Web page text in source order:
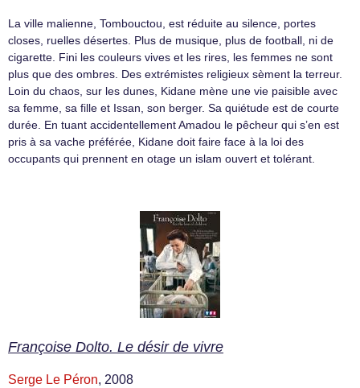
La ville malienne, Tombouctou, est réduite au silence, portes
closes, ruelles désertes. Plus de musique, plus de football, ni de
cigarette. Fini les couleurs vives et les rires, les femmes ne sont
plus que des ombres. Des extrémistes religieux sèment la terreur.
Loin du chaos, sur les dunes, Kidane mène une vie paisible avec
sa femme, sa fille et Issan, son berger. Sa quiétude est de courte
durée. En tuant accidentellement Amadou le pêcheur qui s’en est
pris à sa vache préférée, Kidane doit faire face à la loi des
occupants qui prennent en otage un islam ouvert et tolérant.
Françoise Dolto. Le désir de vivre
Serge Le Péron, 2008